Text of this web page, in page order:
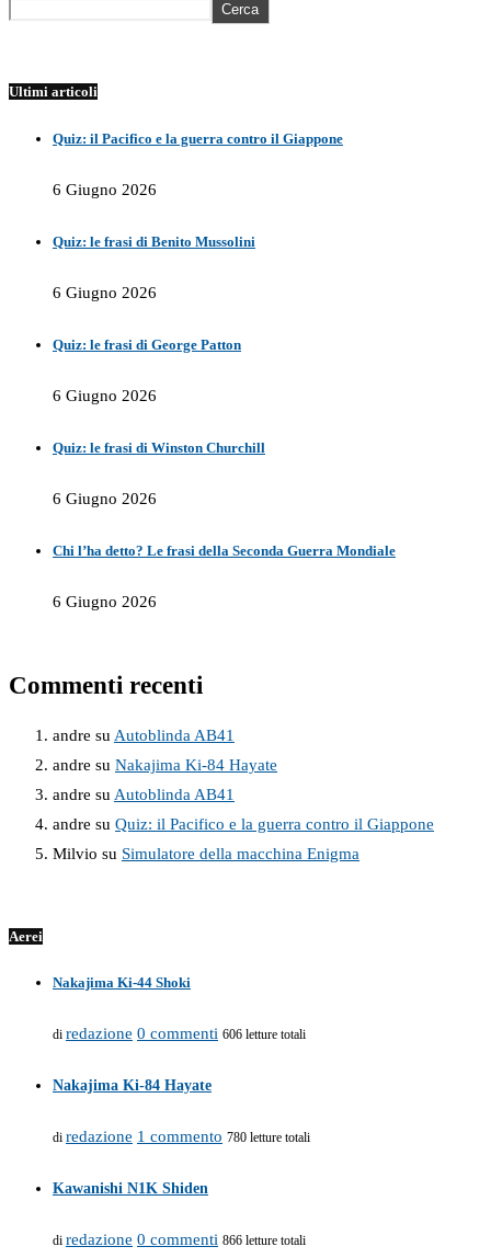
Cerca
Ultimi articoli
Quiz: il Pacifico e la guerra contro il Giappone
6 Giugno 2026
Quiz: le frasi di Benito Mussolini
6 Giugno 2026
Quiz: le frasi di George Patton
6 Giugno 2026
Quiz: le frasi di Winston Churchill
6 Giugno 2026
Chi l’ha detto? Le frasi della Seconda Guerra Mondiale
6 Giugno 2026
Commenti recenti
andre su Autoblinda AB41
andre su Nakajima Ki-84 Hayate
andre su Autoblinda AB41
andre su Quiz: il Pacifico e la guerra contro il Giappone
Milvio su Simulatore della macchina Enigma
Aerei
Nakajima Ki-44 Shoki
di redazione 0 commenti 606 letture totali
Nakajima Ki-84 Hayate
di redazione 1 commento 780 letture totali
Kawanishi N1K Shiden
di redazione 0 commenti 866 letture totali